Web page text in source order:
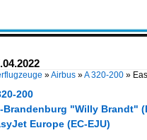
»Airbus »A 320-200 »
200
"Willy Brandt"
Europe (EC-EJU)